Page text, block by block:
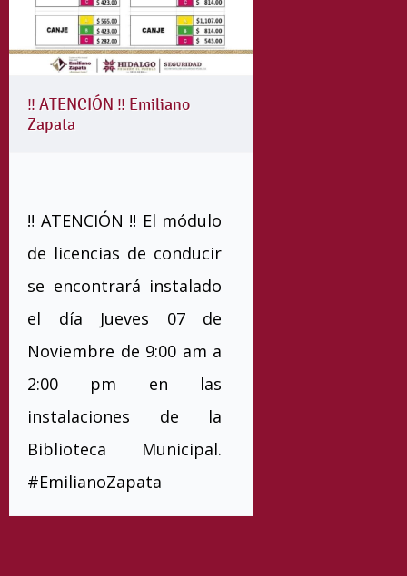
‼️ ATENCIÓN ‼️ Emiliano
Zapata
‼️ ATENCIÓN ‼️ El módulo
de licencias de conducir
se encontrará instalado
el día Jueves 07 de
Noviembre de 9:00 am a
2:00 pm en las
instalaciones de la
Biblioteca Municipal.
#EmilianoZapata